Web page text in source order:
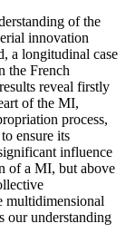
of the
innovation
a longitudinal case
the French
reveal firstly
of the MI,
process,
ensure its
influence
of a MI, but above
multidimensional
our understanding